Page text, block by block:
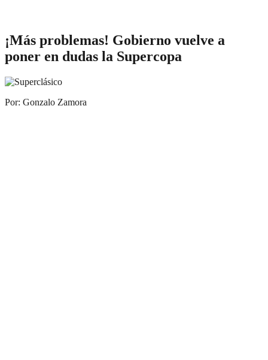
¡Más problemas! Gobierno vuelve a
poner en dudas la Supercopa
Por: Gonzalo Zamora